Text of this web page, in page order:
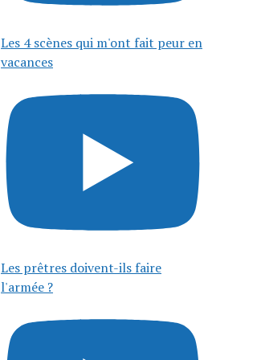
Les 4 scènes qui m'ont fait peur en
vacances
Les prêtres doivent-ils faire
l'armée ?